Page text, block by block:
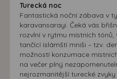
Turecká noc
Fantastická noční zábava v
karavansarayi. Čeká vás
rozvlní v rytmu místních
tančící islámští mniši – tzv.
možností konzumace
na večer plný
nejrozmanitější turecké